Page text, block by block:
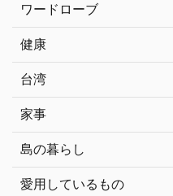
ワードローブ
健康
台湾
家事
島の暮らし
愛用しているもの